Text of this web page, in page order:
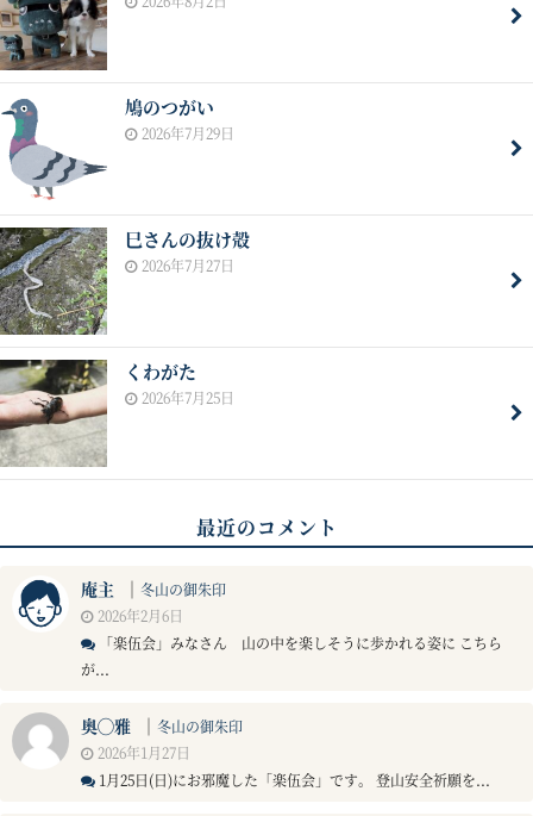
鳩のつがい
2026年7月29日
巳さんの抜け殻
2026年7月27日
くわがた
2026年7月25日
最近のコメント
庵主 ｜ 冬山の御朱印
2026年2月6日
「楽伍会」みなさん 山の中を楽しそうに歩かれる姿に こちら
が...
奥◯雅 ｜ 冬山の御朱印
2026年1月27日
1月25日(日)にお邪魔した「楽伍会」です。 登山安全祈願を...